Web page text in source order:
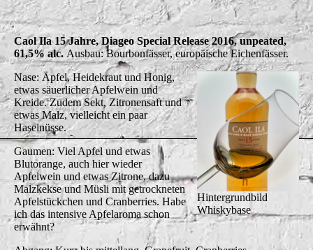
Caol Ila 15 Jahre, Diageo Special Release 2016, unpeated,
61,5% alc.Ausbau: Bourbonfässer, europäische Eichenfässer.
Hintergrundbild
Whiskybase
Nase: Äpfel, Heidekraut und Honig,
etwas säuerlicher Apfelwein und
Kreide. Zudem Sekt, Zitronensaft und
etwas Malz, vielleicht ein paar
Haselnüsse.
Gaumen: Viel Apfel und etwas
Blutorange, auch hier wieder
Apfelwein und etwas Zitrone, dazu
Malzkekse und Müsli mit getrockneten
Apfelstückchen und Cranberries. Habe
ich das intensive Apfelaroma schon
erwähnt?